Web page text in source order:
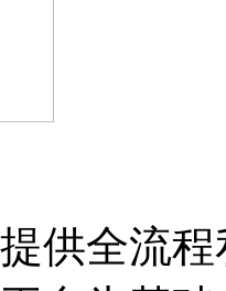
供全流